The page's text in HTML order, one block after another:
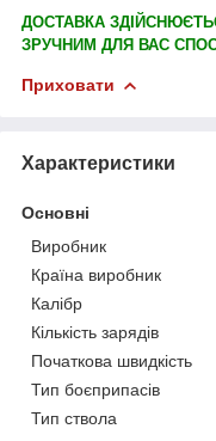
ДОСТАВКА
ЗРУЧНИМ ДЛЯ ВАС
Приховати
Характеристики
Основні
Виробник
Країна виробник
Калібр
Кількість зарядів
Початкова швидкість
Тип боєприпасів
Тип ствола